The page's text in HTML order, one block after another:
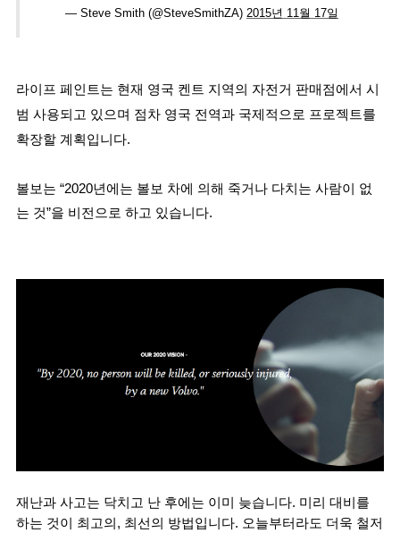
— Steve Smith (@SteveSmithZA) 2015년 11월 17일
라이프 페인트는 현재 영국 켄트 지역의 자전거 판매점에서 시
범 사용되고 있으며 점차 영국 전역과 국제적으로 프로젝트를
확장할 계획입니다.
볼보는 “2020년에는 볼보 차에 의해 죽거나 다치는 사람이 없
는 것”을 비전으로 하고 있습니다.
재난과 사고는 닥치고 난 후에는 이미 늦습니다. 미리 대비를
하는 것이 최고의, 최선의 방법입니다. 오늘부터라도 더욱 철저